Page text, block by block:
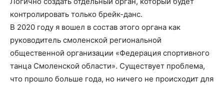
контролировать только брейк-данс.
В 2020 году я вошел в состав этого органа как
руководитель смоленской региональной
общественной организации «Федерация спортивного
танца Смоленской области». Существует проблема,
что прошло больше года, но ничего не происходит для